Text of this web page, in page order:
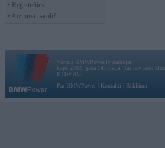
• Reģistrēties
• Aizmirsi paroli?
Vortāls BMWPower.lv darbojas
kopš 2002. gada 14. maija. Tas nav auto
BMW AG.
Par BMWPower
Kontakti Reklāma